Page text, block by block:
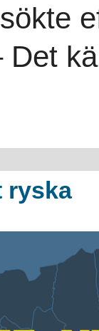
Det
ryska